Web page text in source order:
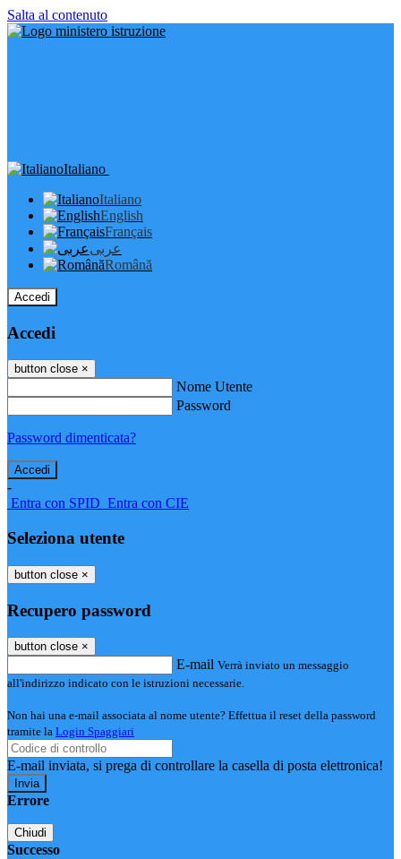
Salta al contenuto
Italiano
Italiano
English
Français
عربى
Română
Accedi
Accedi
button close ×
Nome Utente
Password
Password dimenticata?
-
Entra con SPID Entra con CIE
Seleziona utente
button close ×
Recupero password
button close ×
E-mail Verrà inviato un messaggio
all'indirizzo indicato con le istruzioni necessarie.
Non hai una e-mail associata al nome utente? Effettua il reset della password
tramite la Login Spaggiari
E-mail inviata, si prega di controllare la casella di posta elettronica!
Errore
Chiudi
Successo